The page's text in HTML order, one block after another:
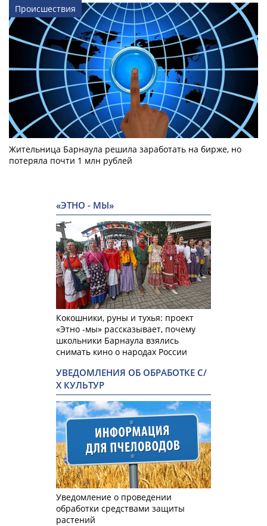
Происшествия
Жительница Барнаула решила заработать на бирже, но
потеряла почти 1 млн рублей
«ЭТНО - МЫ»
Кокошники, руны и тухья: проект
«Этно -мы» рассказывает, почему
школьники Барнаула взялись
снимать кино о народах России
УВЕДОМЛЕНИЯ ОБ ОБРАБОТКЕ С/
Х КУЛЬТУР
Уведомление о проведении
обработки средствами защиты
растений